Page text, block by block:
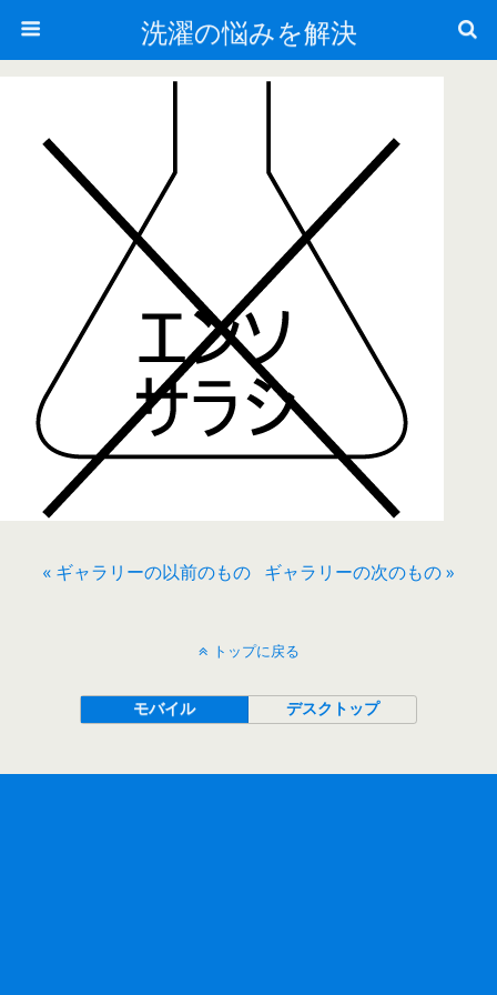
洗濯の悩みを解決
« ギャラリーの以前のもの ギャラリーの次のもの »
トップに戻る
モバイル デスクトップ